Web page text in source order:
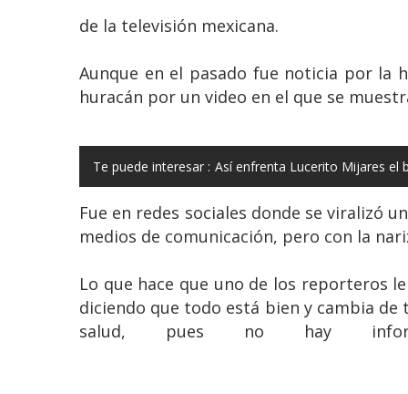
de la televisión mexicana.
Aunque en el pasado fue noticia por la
huracán por un video en el que se
Te puede interesar : Así enfrenta Lucerito Mijares el
Fue en redes sociales donde se viralizó
medios de comunicación, pero con la
Lo que hace que uno de los reporteros
diciendo que todo está bien y cambia
salud, pues no hay